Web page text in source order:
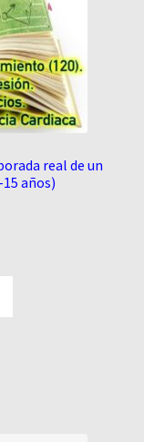
real de un
años)